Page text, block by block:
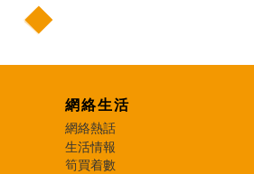
網絡生活
網絡熱話
生活情報
筍買着數